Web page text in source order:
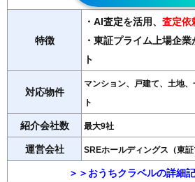
特徴
・AI査定を活用、 査定依
・東証プライム上場企
ト
対応物件
マンション、戸建て、土地
ト
紹介会社数 最大9社
運営会社 SREホールディングス（東証
＞＞おうちクラベルの詳細